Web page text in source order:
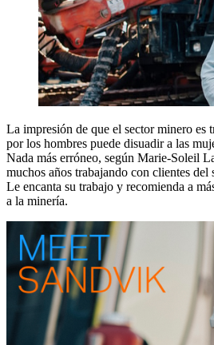
La impresión de que el sector minero es
por los hombres puede disuadir a las
Nada más erróneo, según Marie-Soleil
muchos años trabajando con clientes
Le encanta su trabajo y recomienda a
a la minería.